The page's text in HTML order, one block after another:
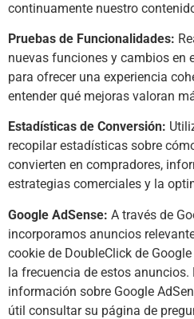
continuamente nuestro
Pruebas de Funcionalidades:
nuevas funciones y cambios en
para ofrecer una experiencia
entender qué mejoras valoran
Estadísticas de Conversión:
recopilar estadísticas sobre
convierten en compradores,
estrategias comerciales y la
Google AdSense: A través de
incorporamos anuncios
cookie de DoubleClick de
la frecuencia de estos anuncios.
información sobre Google
útil consultar su página de